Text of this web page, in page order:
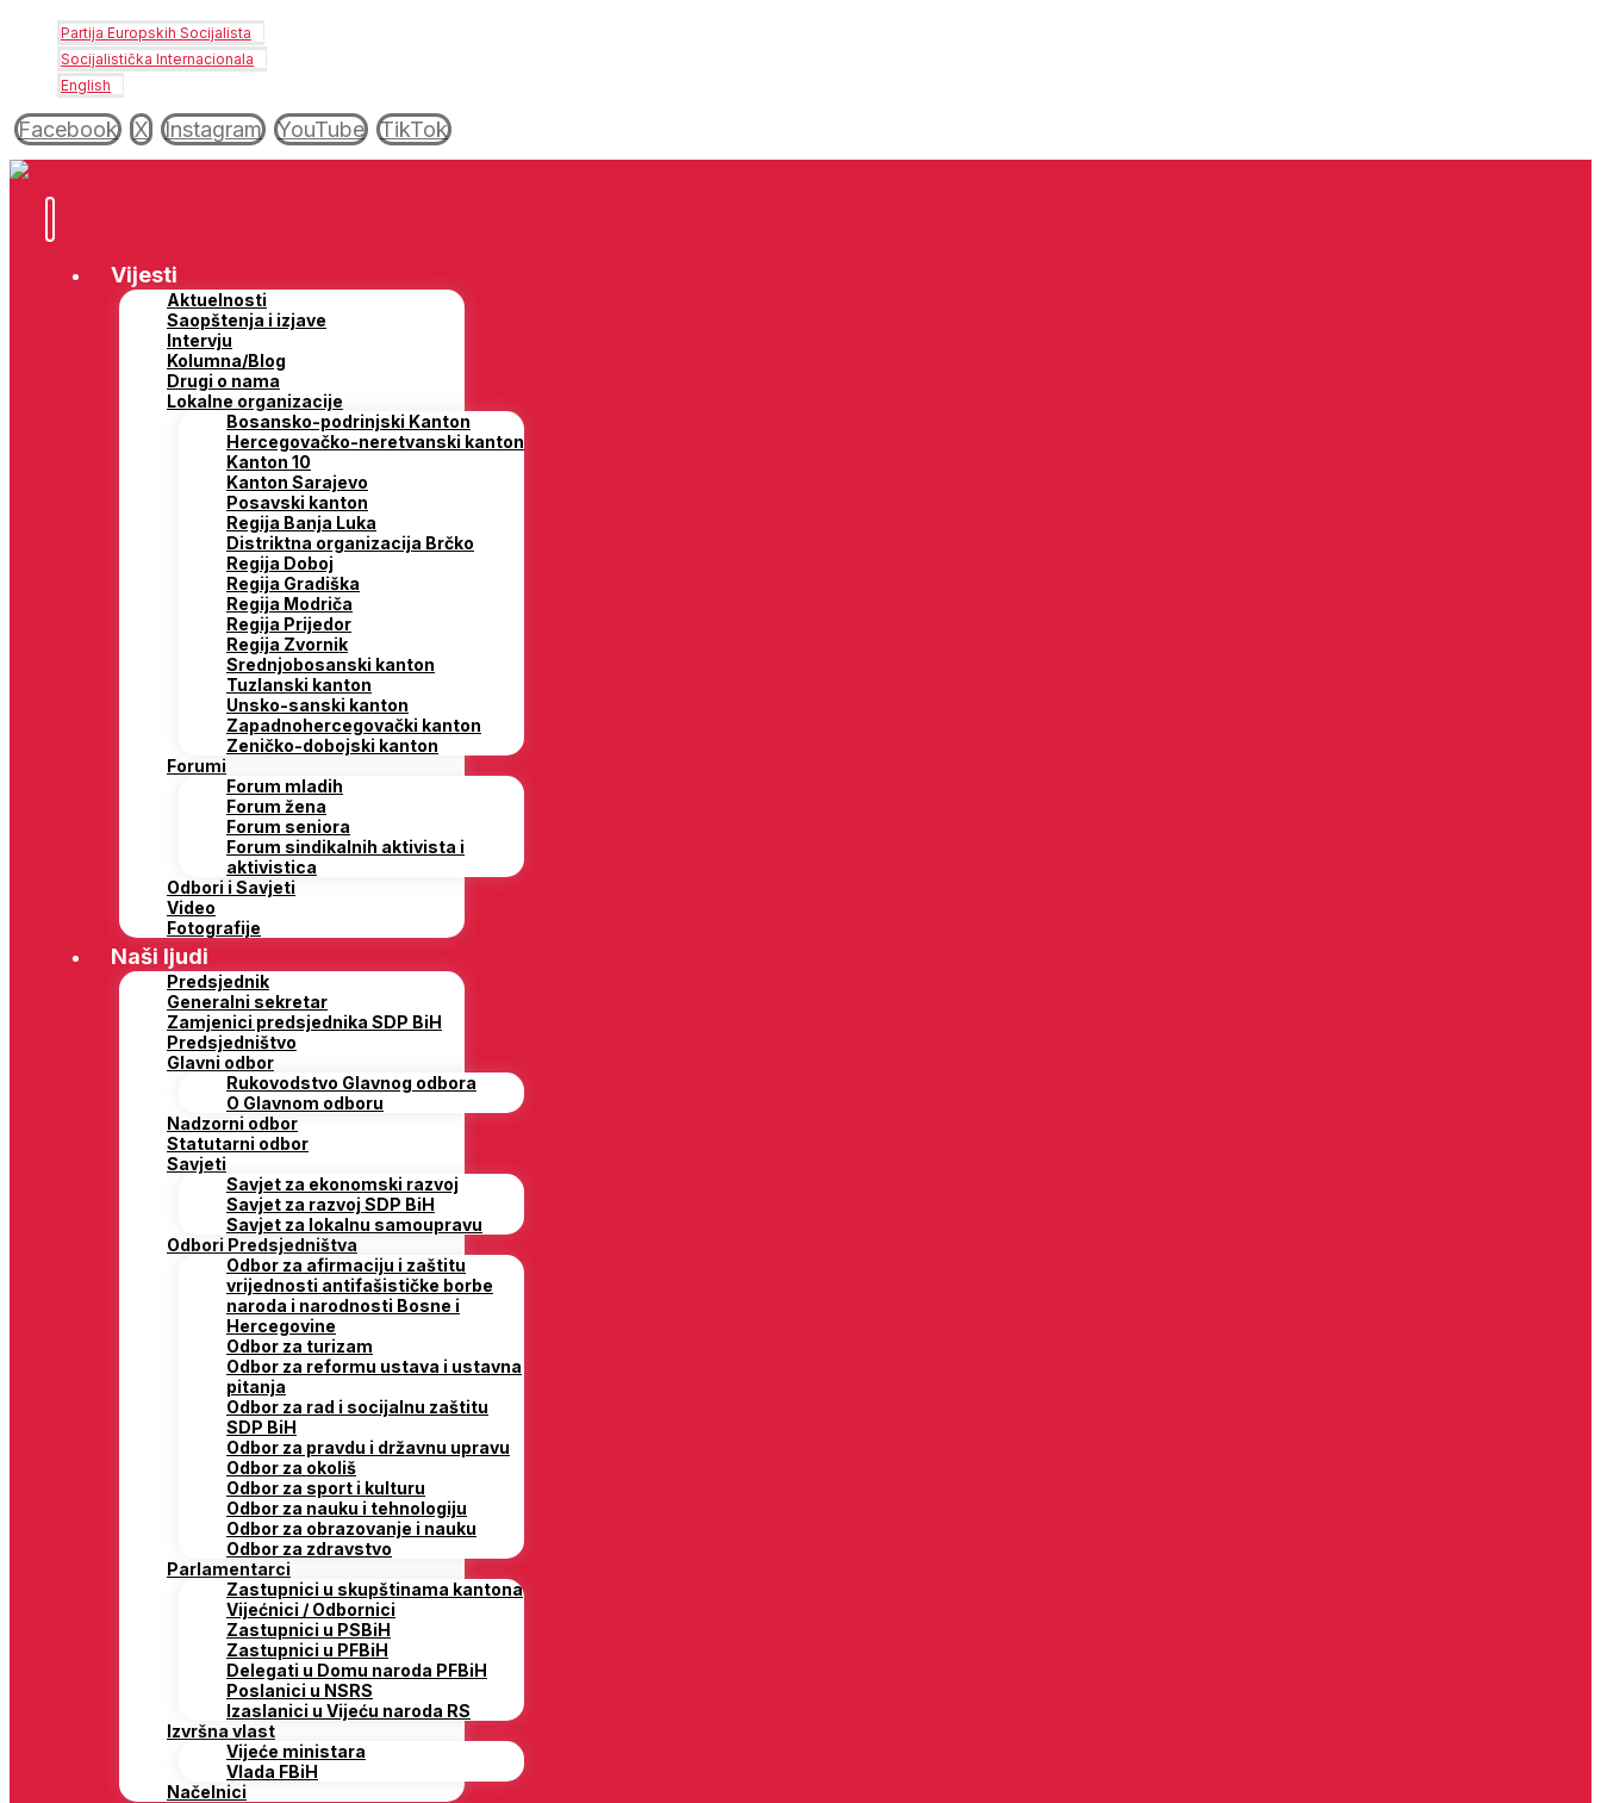
Partija Europskih Socijalista
Socijalistička Internacionala
English
Facebook X Instagram YouTube TikTok
Vijesti
Aktuelnosti
Saopštenja i izjave
Intervju
Kolumna/Blog
Drugi o nama
Lokalne organizacije
Bosansko-podrinjski Kanton
Hercegovačko-neretvanski kanton
Kanton 10
Kanton Sarajevo
Posavski kanton
Regija Banja Luka
Distriktna organizacija Brčko
Regija Doboj
Regija Gradiška
Regija Modriča
Regija Prijedor
Regija Zvornik
Srednjobosanski kanton
Tuzlanski kanton
Unsko-sanski kanton
Zapadnohercegovački kanton
Zeničko-dobojski kanton
Forumi
Forum mladih
Forum žena
Forum seniora
Forum sindikalnih aktivista i
aktivistica
Odbori i Savjeti
Video
Fotografije
Naši ljudi
Predsjednik
Generalni sekretar
Zamjenici predsjednika SDP BiH
Predsjedništvo
Glavni odbor
Rukovodstvo Glavnog odbora
O Glavnom odboru
Nadzorni odbor
Statutarni odbor
Savjeti
Savjet za ekonomski razvoj
Savjet za razvoj SDP BiH
Savjet za lokalnu samoupravu
Odbori Predsjedništva
Odbor za afirmaciju i zaštitu
vrijednosti antifašističke borbe
naroda i narodnosti Bosne i
Hercegovine
Odbor za turizam
Odbor za reformu ustava i ustavna
pitanja
Odbor za rad i socijalnu zaštitu
SDP BiH
Odbor za pravdu i državnu upravu
Odbor za okoliš
Odbor za sport i kulturu
Odbor za nauku i tehnologiju
Odbor za obrazovanje i nauku
Odbor za zdravstvo
Parlamentarci
Zastupnici u skupštinama kantona
Vijećnici / Odbornici
Zastupnici u PSBiH
Zastupnici u PFBiH
Delegati u Domu naroda PFBiH
Poslanici u NSRS
Izaslanici u Vijeću naroda RS
Izvršna vlast
Vijeće ministara
Vlada FBiH
Načelnici